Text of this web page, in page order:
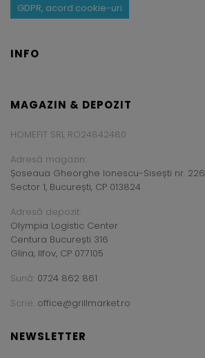
GDPR, acord cookie-uri
INFO
MAGAZIN & DEPOZIT
HOMEFIT SRL RO24842480
Adresă magazin:
Șoseaua Gheorghe Ionescu-Sisești nr. 226
Sector 1, București, CP 013824
Adresă depozit:
Olympia Logistic Center
Centura București 316
Glina, Ilfov, CP 077105
Sună: 0724 862 861
Scrie: office@grillmarket.ro
NEWSLETTER